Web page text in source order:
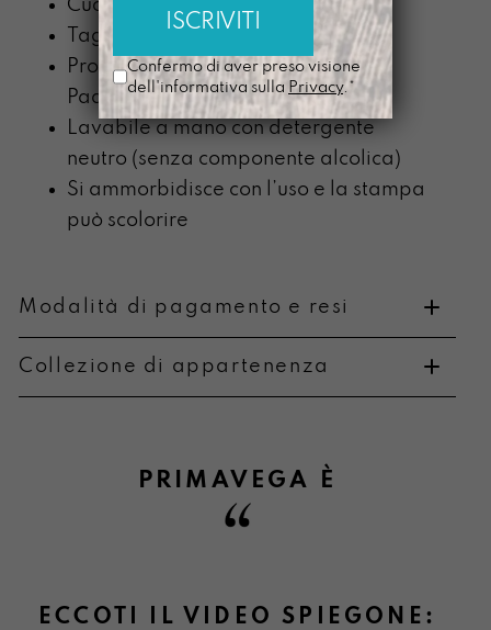
Cucita con un filo grigio matita
Tagliata a mano
Prodotta nel nostro laboratorio di
Padova
Lavabile a mano con detergente
neutro (senza componente alcolica)
Si ammorbidisce con l’uso e la stampa
può scolorire
Modalità di pagamento e resi
Collezione di appartenenza
PRIMAVEGA È
ECCOTI IL VIDEO SPIEGONE:
Confermo di aver preso visione
dell'informativa sulla Privacy.*